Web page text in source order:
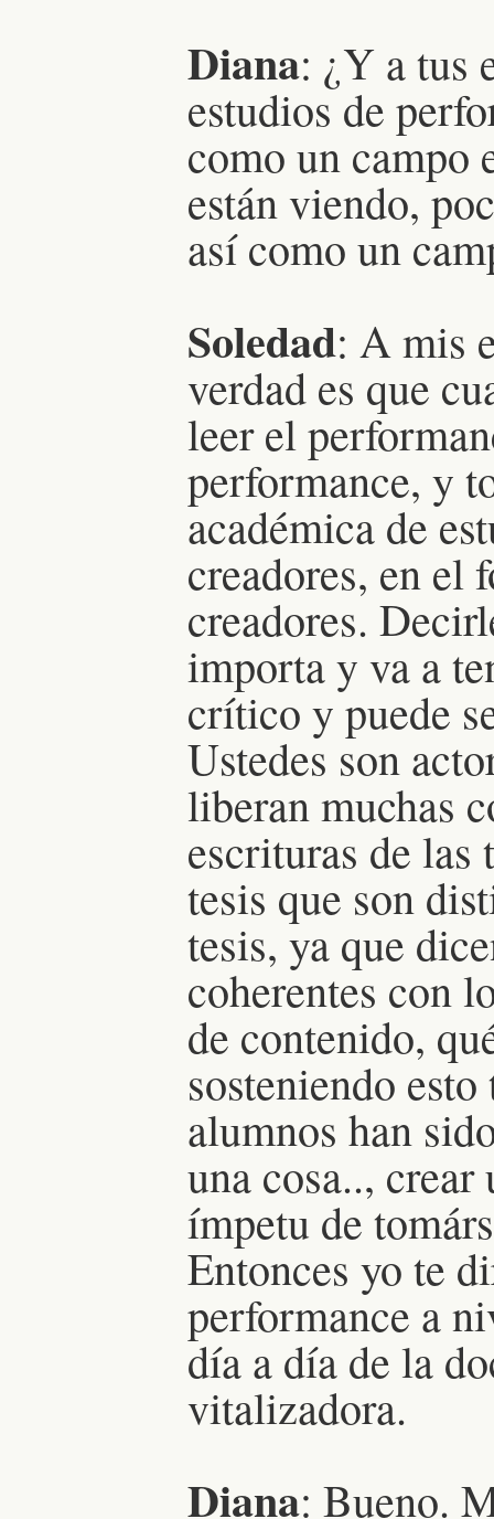
Diana: ¿Y a tus
estudios de
como un campo
están viendo,
así como un
Soledad: A mis
verdad es que
leer el
performance, y
académica de
creadores, en el
creadores.
importa y va a
crítico y puede
Ustedes son
liberan muchas
escrituras de
tesis que son
tesis, ya que
coherentes con
de contenido,
sosteniendo
alumnos han
una cosa.., crear
ímpetu de
Entonces yo te
performance a
día a día de la
vitalizadora.
Diana: Bueno.